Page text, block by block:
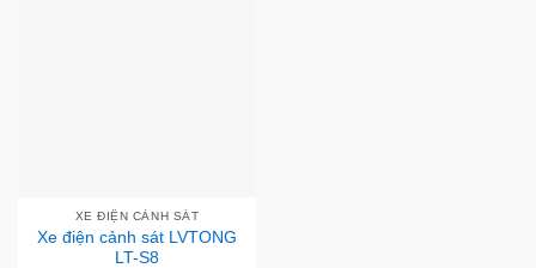
XE ĐIỆN CẢNH SÁT
Xe điện cảnh sát LVTONG
LT-S8